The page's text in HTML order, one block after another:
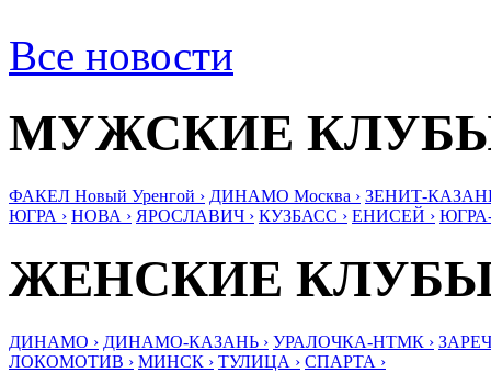
Все новости
МУЖСКИЕ
ФАКЕЛ Новый Уренгой › ДИНАМО Москва › ЗЕНИТ-
ЮГРА › НОВА › ЯРОСЛАВИЧ › КУЗБАСС › ЕНИСЕЙ ›
ЖЕНСКИЕ
ДИНАМО › ДИНАМО-КАЗАНЬ › УРАЛОЧКА-НТМК ›
ЛОКОМОТИВ › МИНСК › ТУЛИЦА › СПАРТА ›